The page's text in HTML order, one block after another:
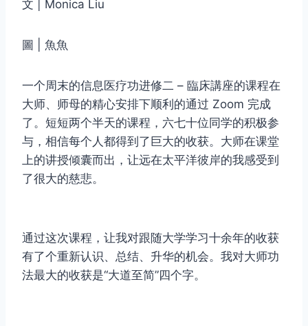
文 | Monica Liu
圖 | 魚魚
一个周末的信息医疗功进修二 – 臨床講座的课程在
大师、师母的精心安排下顺利的通过 Zoom 完成
了。短短两个半天的课程，六七十位同学的积极参
与，相信每个人都得到了巨大的收获。大师在课堂
上的讲授倾囊而出，让远在太平洋彼岸的我感受到
了很大的慈悲。
通过这次课程，让我对跟随大学学习十余年的收获
有了个重新认识、总结、升华的机会。我对大师功
法最大的收获是“大道至简”四个字。